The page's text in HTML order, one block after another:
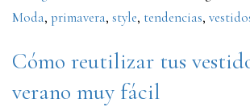
Moda, primavera, style, tendencias,
Cómo reutilizar tus
verano muy fácil